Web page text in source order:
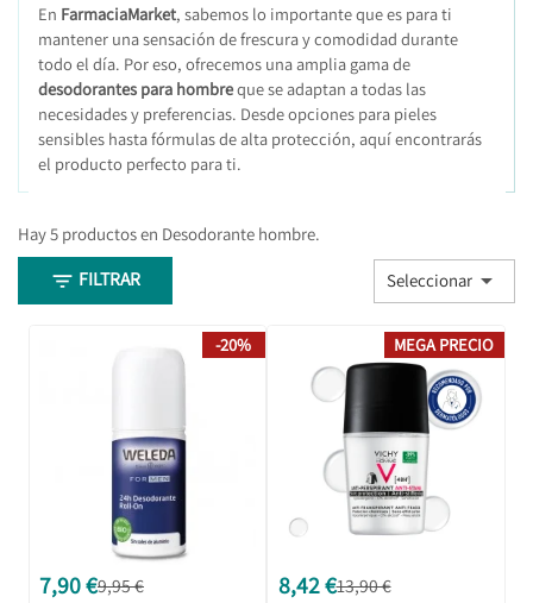
En FarmaciaMarket, sabemos lo importante que es para ti
mantener una sensación de frescura y comodidad durante
todo el día. Por eso, ofrecemos una amplia gama de
desodorantes para hombreque se adaptan a todas las
necesidades y preferencias. Desde opciones para pieles
sensibles hasta fórmulas de alta protección, aquí encontrarás
el producto perfecto para ti.
Hay 5 productos en Desodorante hombre.
 FILTRAR Seleccionar 
7,90 €9,95 €
-20%
8,42 €13,90 €
MEGA PRECIO